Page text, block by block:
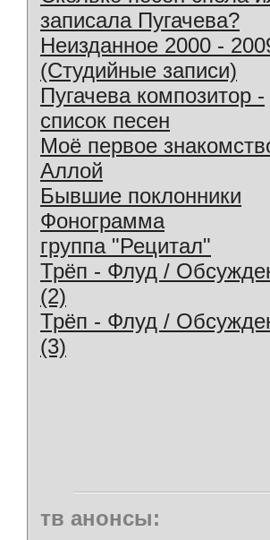
записала Пугачева?
Неизданное 2000 -
(Студийные записи)
Пугачева композитор -
список песен
Моё первое
Аллой
Бывшие поклонники
Фонограмма
группа "Рецитал"
Трёп - Флуд /
(2)
Трёп - Флуд /
(3)
тв анонсы: